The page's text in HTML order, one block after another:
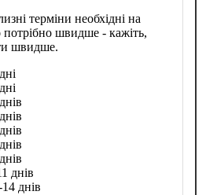
терміни необхідні на
швидше - кажіть,
швидше.
днів
днів